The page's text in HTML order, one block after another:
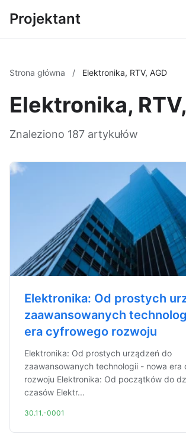
Projektant
Strona główna / Elektronika, RTV, AGD
Elektronika,
Znaleziono 187 artykułów
Elektronika: Od prostych
zaawansowanych
era cyfrowego rozwoju
Elektronika: Od prostych urządzeń do
zaawansowanych technologii - nowa era
rozwoju Elektronika: Od początków do
czasów Elektr...
30.11.-0001